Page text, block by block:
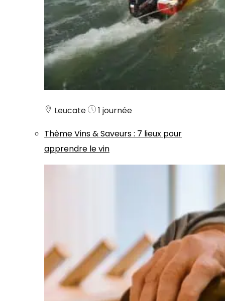
Leucate
1 journée
ThèmeVins & Saveurs: 7 lieux pour
apprendre le vin